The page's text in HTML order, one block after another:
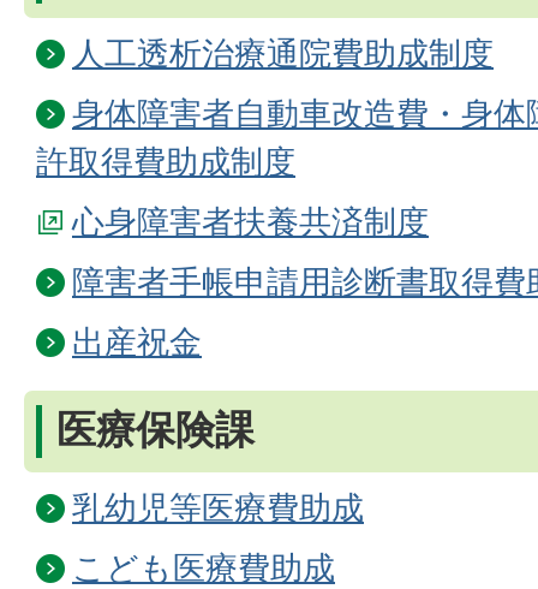
人工透析治療通院費助成制度
身体障害者自動車改造費・身
許取得費助成制度
心身障害者扶養共済制度
障害者手帳申請用診断書取得費
出産祝金
医療保険課
乳幼児等医療費助成
こども医療費助成